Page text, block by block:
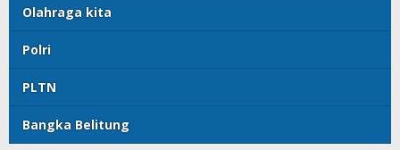
Olahraga kita
Polri
PLTN
Bangka Belitung